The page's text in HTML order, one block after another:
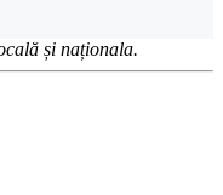
și naționala.